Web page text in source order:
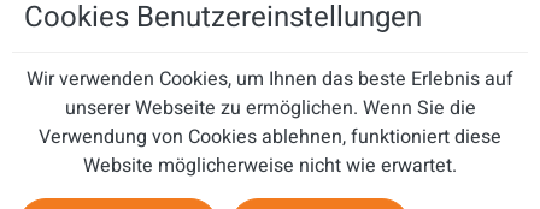
Sonderapplikationen.
Neben reinen Telefoniefunktionen integriert Voxtron unter anderem
Webchat, Spracherkennung und -synthese, CRM- und ERP-Systeme,
Kampagnensoftware, Microsoft Exchange-, Lync- und Navision-
Systeme, Hostlösungen und Webanbindungen in seine Produkte
und Lösungen. Voxtron-Lösungen zeichnen sich durch ihre flexible
Cookies Benutzereinstellungen
Wir verwenden Cookies, um Ihnen das beste Erlebnis auf
unserer Webseite zu ermöglichen. Wenn Sie die
Verwendung von Cookies ablehnen, funktioniert diese
Website möglicherweise nicht wie erwartet.